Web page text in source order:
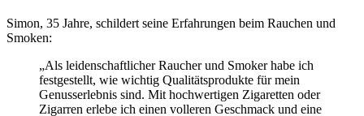
Simon, 35 Jahre, schildert seine Erfahrungen beim Rauchen und
Smoken:
„Als leidenschaftlicher Raucher und Smoker habe ich
festgestellt, wie wichtig Qualitätsprodukte für mein
Genusserlebnis sind. Mit hochwertigen Zigaretten oder
Zigarren erlebe ich einen volleren Geschmack und eine